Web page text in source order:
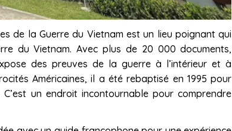
de la Guerre du Vietnam est un lieu poignant qui
du Vietnam. Avec plus de 20 000 documents,
des preuves de la guerre à l’intérieur et à
Américaines, il a été rebaptisé en 1995 pour
un endroit incontournable pour comprendre